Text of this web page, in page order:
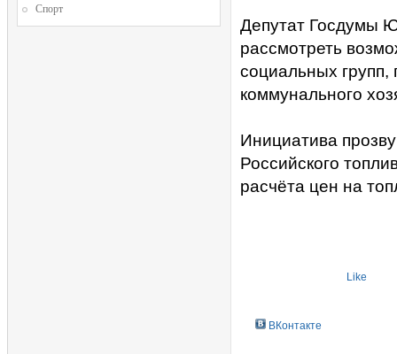
Депутат Госдумы
рассмотреть
социальных
коммунального
Инициатива
Российского
расчёта цен на
Like
ВКонтакте
Спорт